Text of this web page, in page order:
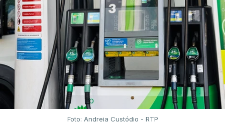
custos nos consumidores.
Em julho, o aumento esteve associado aos preços
do açúcar (+5,6%), dos cereais (+3,4%) e dos
óleos vegetais (+2%).
Estes aumentos foram "parcialmente
compensados por quedas" nos preços das "carnes
e dos produtos lácteos", segundo a FAO.
Foto: Andreia Custódio - RTP